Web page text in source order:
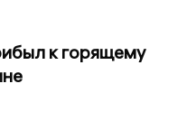
к горящему